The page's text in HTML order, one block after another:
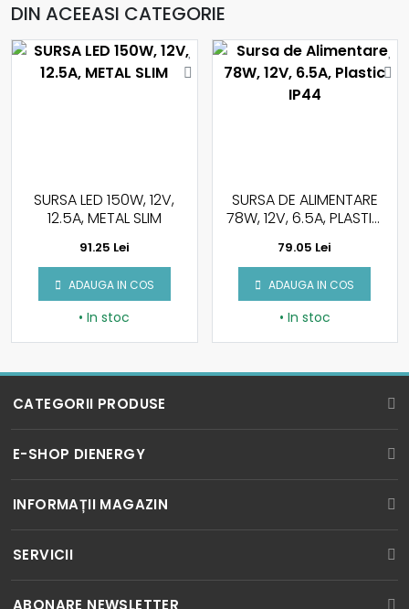
DIN ACEEASI CATEGORIE
SURSA LED 150W, 12V,
12.5A, METAL SLIM
91.25 Lei
ADAUGA IN COS
• In stoc
SURSA DE ALIMENTARE
78W, 12V, 6.5A, PLASTIC
79.05 Lei
ADAUGA IN COS
• In stoc
CATEGORII PRODUSE
BECURI LED
SPOTURI LED
TUBURI LED
PROIECTOARE LED
BENZI LED
E-SHOP DIENERGY
Cum cumpar?
Cum platesc?
Service si Garantie
Termeni si conditii
INFORMAȚII MAGAZIN
Bucuresti, Sector 3, Romania
SERVICII
Proiectare iluminat LED
ABONARE NEWSLETTER